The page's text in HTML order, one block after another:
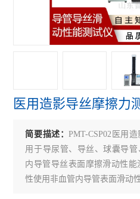
查看全
医用造影导丝摩擦力
简要描述：PMT-CSP02医用
用于导尿管、导丝、球囊导
内导管导丝表面摩擦滑动性能
性使用非血管内导管表面滑动性